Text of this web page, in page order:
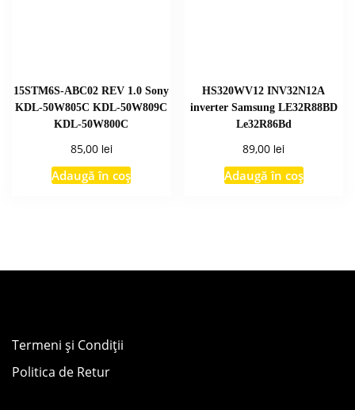
15STM6S-ABC02 REV 1.0 Sony
KDL-50W805C KDL-50W809C
KDL-50W800C
85,00 lei
Adaugă în coș
HS320WV12 INV32N12A
inverter Samsung LE32R88BD
Le32R86Bd
89,00 lei
Adaugă în coș
Termeni și Condiții
Politica de Retur